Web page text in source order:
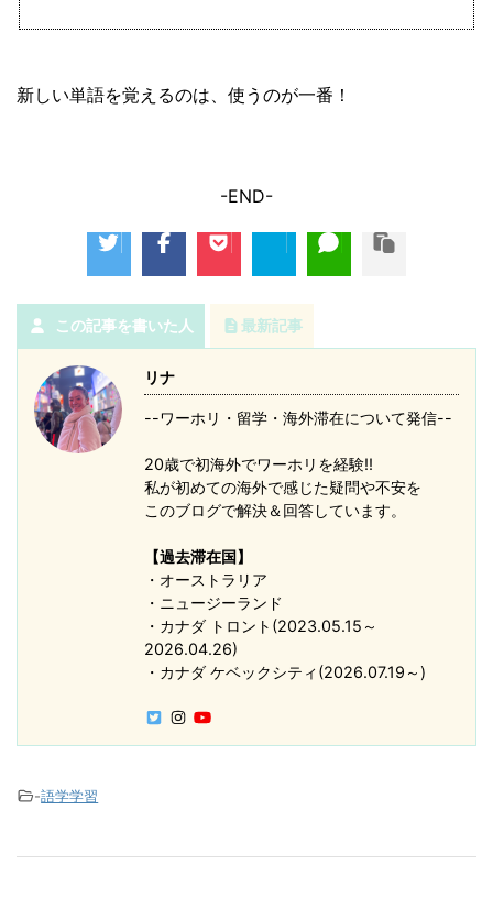
新しい単語を覚えるのは、使うのが一番！
-END-
この記事を書いた人 最新記事
リナ
--ワーホリ・留学・海外滞在について発信--
20歳で初海外でワーホリを経験!!
私が初めての海外で感じた疑問や不安を
このブログで解決＆回答しています。
【過去滞在国】
・オーストラリア
・ニュージーランド
・カナダ トロント(2023.05.15～
2026.04.26)
・カナダ ケベックシティ(2026.07.19～)
-語学学習